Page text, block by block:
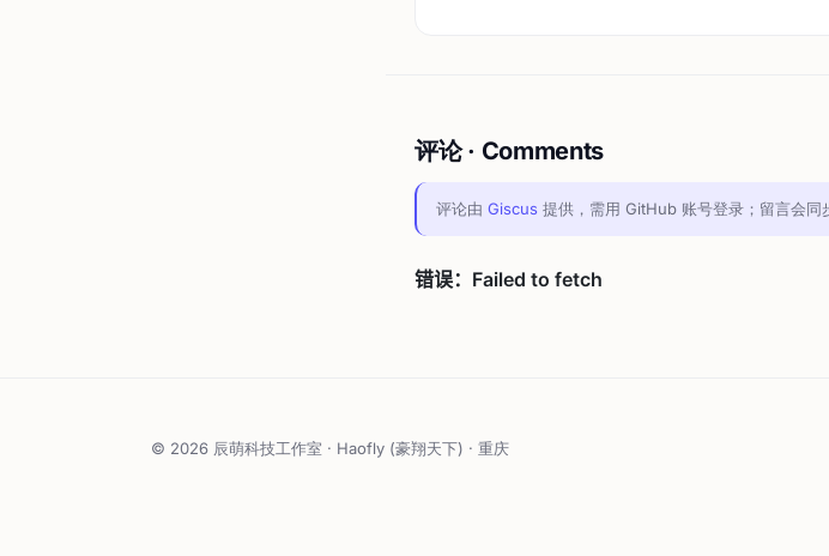
评论 · Comments
评论由 Giscus 提供，需用 GitHub 账号登录；留言会同
© 2026 辰萌科技工作室 · Haofly (豪翔天下) · 重庆